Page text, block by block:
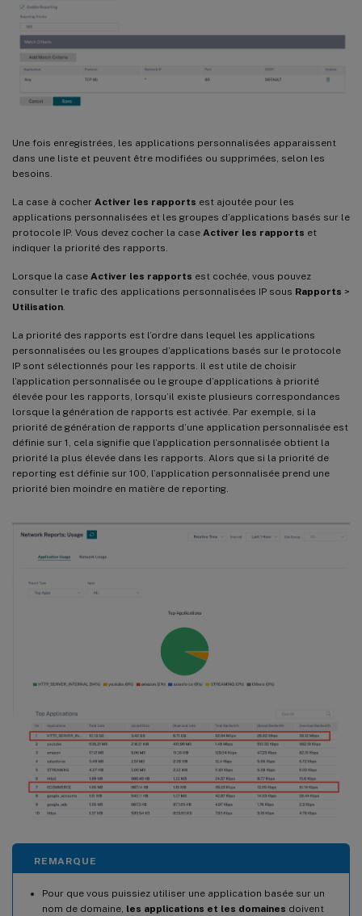
Une fois enregistrées, les applications personnalisées apparaissent
dans une liste et peuvent être modifiées ou supprimées, selon les
besoins.
La case à cocher Activer les rapports est ajoutée pour les
applications personnalisées et les groupes d’applications basés sur le
protocole IP. Vous devez cocher la case Activer les rapports et
indiquer la priorité des rapports.
Lorsque la case Activer les rapports est cochée, vous pouvez
consulter le trafic des applications personnalisées IP sous Rapports >
Utilisation.
La priorité des rapports est l’ordre dans lequel les applications
personnalisées ou les groupes d’applications basés sur le protocole
IP sont sélectionnés pour les rapports. Il est utile de choisir
l’application personnalisée ou le groupe d’applications à priorité
élevée pour les rapports, lorsqu’il existe plusieurs correspondances
lorsque la génération de rapports est activée. Par exemple, si la
priorité de génération de rapports d’une application personnalisée est
définie sur 1, cela signifie que l’application personnalisée obtient la
priorité la plus élevée dans les rapports. Alors que si la priorité de
reporting est définie sur 100, l’application personnalisée prend une
priorité bien moindre en matière de reporting.
REMARQUE
Pour que vous puissiez utiliser une application basée sur un
nom de domaine, les applications et les domaines doivent